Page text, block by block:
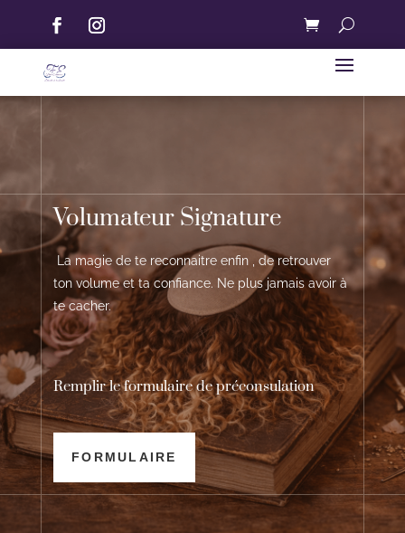
Volumateur Signature
La magie de te reconnaitre enfin , de retrouver
ton volume et ta confiance. Ne plus jamais avoir à
te cacher.
Remplir le formulaire de préconsulation
FORMULAIRE